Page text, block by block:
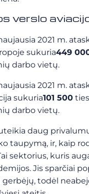
verslo
2021 m.
sukuria449
darbo vietų.
2021 m.
sukuria101 500
darbo vietų.
daug
taupymą, ir, kaip
sektorius, kuris
Jis sparčiai
todėl